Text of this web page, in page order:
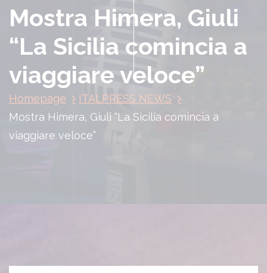
Mostra Himera, Giuli
“La Sicilia comincia a
viaggiare veloce”
Homepage
ITALPRESS NEWS
Mostra Himera, Giuli “La Sicilia comincia a
viaggiare veloce”